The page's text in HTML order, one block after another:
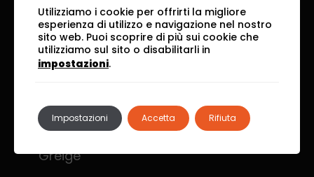
Moon Grey
Greige
Utilizziamo i cookie per offrirti la migliore
esperienza di utilizzo e navigazione nel nostro
sito web. Puoi scoprire di più sui cookie che
utilizziamo sul sito o disabilitarli in
impostazioni.
Accetta Rifiuta
Impostazioni